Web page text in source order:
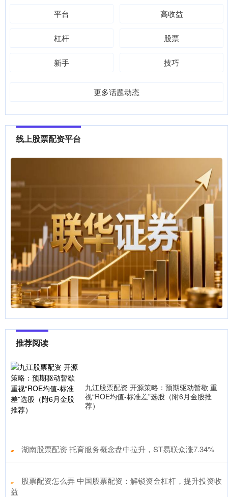
平台 高收益
杠杆 股票
新手 技巧
更多话题动态
线上股票配资平台
推荐阅读
九江股票配资 开源策略：预期驱动暂歇 重
视“ROE均值-标准差”选股（附6月金股推
荐）
​湖南股票配资 托育服务概念盘中拉升，ST易联众涨7.34%
​股票配资怎么弄 中国股票配资：解锁资金杠杆，提升投资收
益